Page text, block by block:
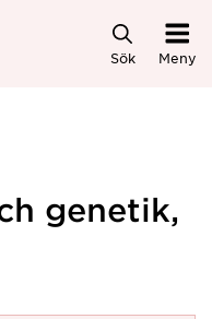
Sök Meny
genetik,